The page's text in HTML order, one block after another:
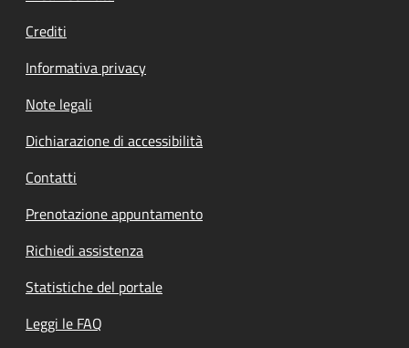
Crediti
Informativa privacy
Note legali
Dichiarazione di accessibilità
Contatti
Prenotazione appuntamento
Richiedi assistenza
Statistiche del portale
Leggi le FAQ